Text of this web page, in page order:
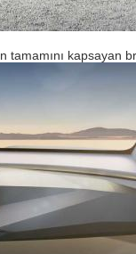
kapsayan